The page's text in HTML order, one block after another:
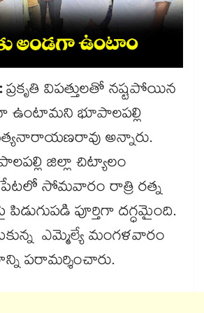
ప్రకృతి విపత్తులతో నష్టపోయిన
ఉంటామని భూపాలపల్లి
అన్నారు.
జిల్లా చిట్యాలం
సోమవారం రాత్రి రత్న
పూర్తిగా దగ్ధమైంది.
ఎమ్మెల్యే మంగళవారం
పరామర్శించారు.